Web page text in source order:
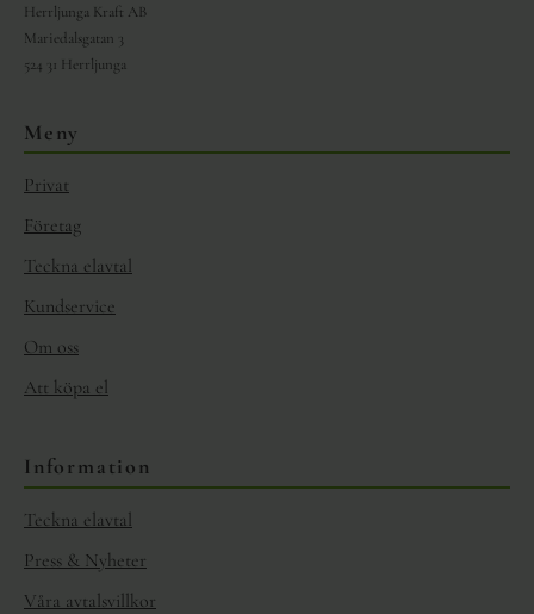
Herrljunga Kraft AB
Mariedalsgatan 3
524 31 Herrljunga
Meny
Privat
Företag
Teckna elavtal
Kundservice
Om oss
Att köpa el
Information
Teckna elavtal
Press & Nyheter
Våra avtalsvillkor